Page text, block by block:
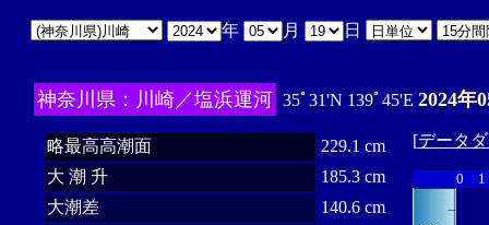
年 月 日
神奈川県：川崎／塩浜運河 35ﾟ31'N 139ﾟ45'E 2024年
略最高高潮面
229.1 cm
大 潮 升
185.3 cm
大潮差
140.6 cm
[データ
0 1